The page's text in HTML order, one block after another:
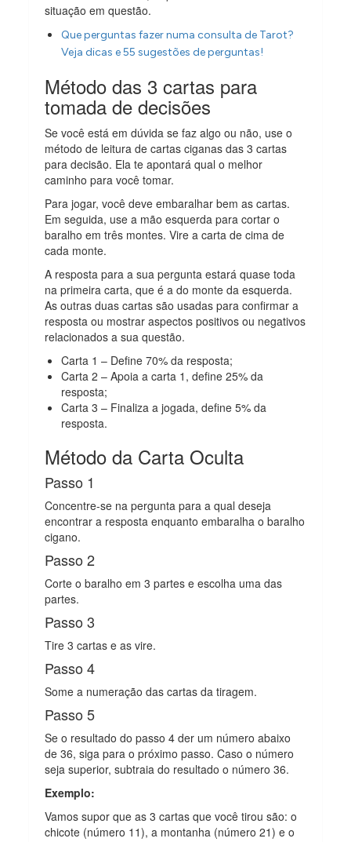
situação em questão.
Que perguntas fazer numa consulta de Tarot?
Veja dicas e 55 sugestões de perguntas!
Método das 3 cartas para
tomada de decisões
Se você está em dúvida se faz algo ou não, use o
método de leitura de cartas ciganas das 3 cartas
para decisão. Ela te apontará qual o melhor
caminho para você tomar.
Para jogar, você deve embaralhar bem as cartas.
Em seguida, use a mão esquerda para cortar o
baralho em três montes. Vire a carta de cima de
cada monte.
A resposta para a sua pergunta estará quase toda
na primeira carta, que é a do monte da esquerda.
As outras duas cartas são usadas para confirmar a
resposta ou mostrar aspectos positivos ou negativos
relacionados a sua questão.
Carta 1 – Define 70% da resposta;
Carta 2 – Apoia a carta 1, define 25% da
resposta;
Carta 3 – Finaliza a jogada, define 5% da
resposta.
Método da Carta Oculta
Passo 1
Concentre-se na pergunta para a qual deseja
encontrar a resposta enquanto embaralha o baralho
cigano.
Passo 2
Corte o baralho em 3 partes e escolha uma das
partes.
Passo 3
Tire 3 cartas e as vire.
Passo 4
Some a numeração das cartas da tiragem.
Passo 5
Se o resultado do passo 4 der um número abaixo
de 36, siga para o próximo passo. Caso o número
seja superior, subtraia do resultado o número 36.
Exemplo:
Vamos supor que as 3 cartas que você tirou são: o
chicote (número 11), a montanha (número 21) e o